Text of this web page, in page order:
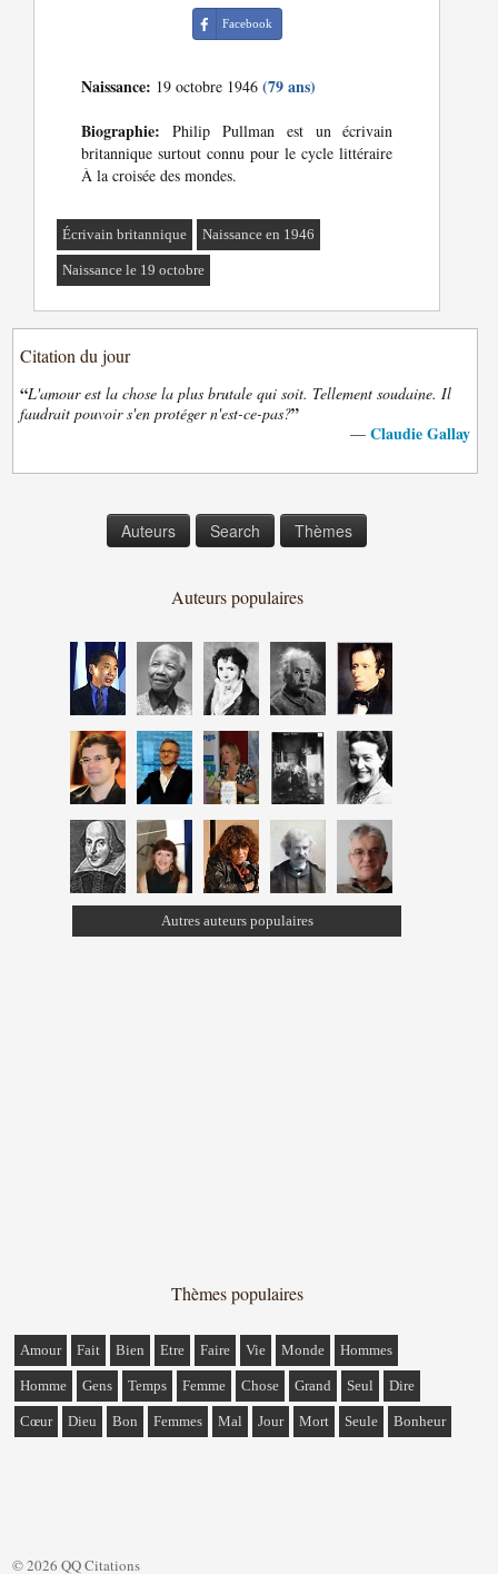
Facebook
Naissance: 19 octobre 1946(79 ans)
Biographie: Philip Pullman est un écrivain
britannique surtout connu pour le cycle littéraire
À la croisée des mondes.
Écrivain britannique Naissance en 1946
Naissance le 19 octobre
Citation du jour
“L'amour est la chose la plus brutale qui soit. Tellement soudaine. Il
faudrait pouvoir s'en protéger n'est-ce-pas?”
— Claudie Gallay
Auteurs Search Thèmes
Auteurs populaires
Autres auteurs populaires
Thèmes populaires
Amour Fait Bien Etre Faire Vie Monde Hommes
Homme Gens Temps Femme Chose Grand Seul Dire
Cœur Dieu Bon Femmes Mal Jour Mort Seule Bonheur
© 2026 QQ Citations